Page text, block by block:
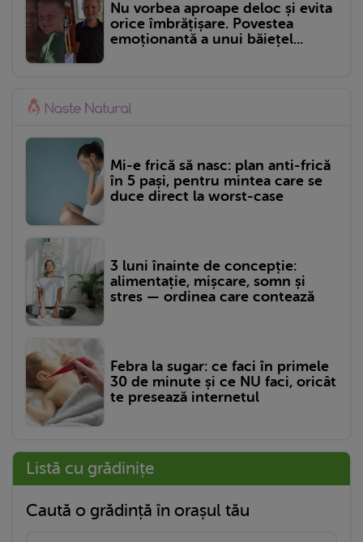
Nu vorbea aproape deloc și evita
orice îmbrățișare. Povestea
emoționantă a unui băiețel...
Mi-e frică să nasc: plan anti-frică
în 5 pași, pentru mintea care se
duce direct la worst-case
3 luni înainte de concepție:
alimentație, mișcare, somn și
stres — ordinea care contează
Febra la sugar: ce faci în primele
30 de minute și ce NU faci, oricât
te presează internetul
Listă cu grădinițe
Caută o grădință în orașul tău